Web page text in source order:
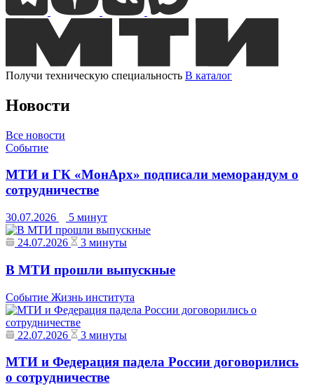
Получи техническую специальность В каталог
Новости
Все новости
Событие
МТИ и ГК «МонАрх» подписали меморандум о
сотрудничестве
30.07.2026 5 минут
24.07.2026 3 минуты
В МТИ прошли выпускные
Событие Жизнь института
22.07.2026 3 минуты
МТИ и Федерация падела России договорились
о сотрудничестве